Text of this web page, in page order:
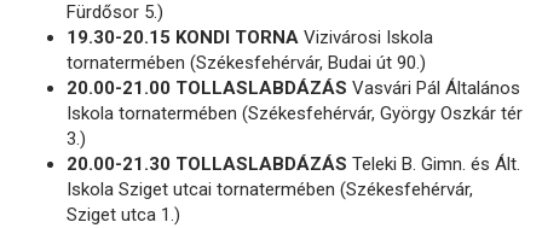
Fürdősor 5.)
19.30-20.15 KONDI TORNA Vizivárosi Iskola
tornatermében (Székesfehérvár, Budai út 90.)
20.00-21.00 TOLLASLABDÁZÁS Vasvári Pál Általános
Iskola tornatermében (Székesfehérvár, György Oszkár tér
3.)
20.00-21.30 TOLLASLABDÁZÁS Teleki B. Gimn. és Ált.
Iskola Sziget utcai tornatermében (Székesfehérvár,
Sziget utca 1.)